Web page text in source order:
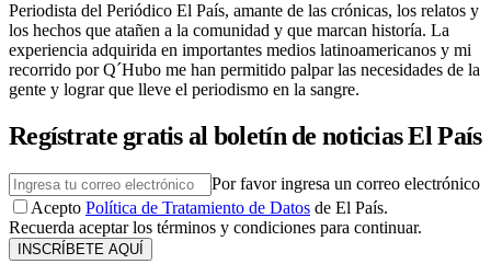
Periodista del Periódico El País, amante de las crónicas, los relatos y
los hechos que atañen a la comunidad y que marcan historía. La
experiencia adquirida en importantes medios latinoamericanos y mi
recorrido por Q´Hubo me han permitido palpar las necesidades de la
gente y lograr que lleve el periodismo en la sangre.
Regístrate gratis al boletín de noticias El País
Por favor ingresa un correo electrónico
Acepto Política de Tratamiento de Datos de El País.
Recuerda aceptar los términos y condiciones para continuar.
INSCRÍBETE AQUÍ